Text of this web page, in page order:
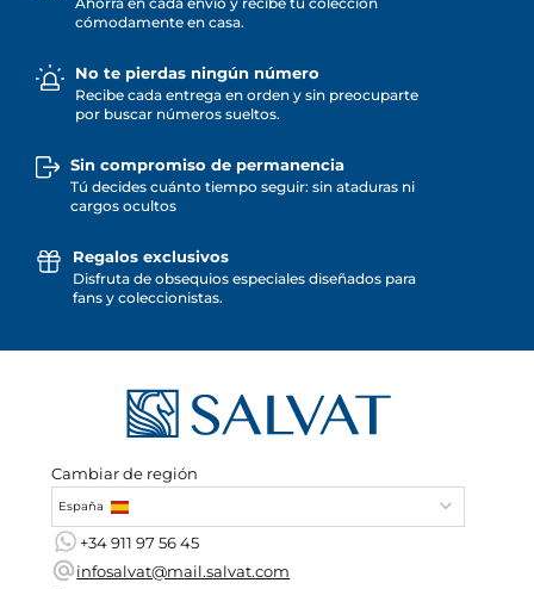
cómodamente en casa.
No te pierdas ningún número
Recibe cada entrega en orden y sin preocuparte
por buscar números sueltos.
Sin compromiso de permanencia
Tú decides cuánto tiempo seguir: sin ataduras ni
cargos ocultos
Regalos exclusivos
Disfruta de obsequios especiales diseñados para
fans y coleccionistas.
Cambiar de región
España
+34 911 97 56 45
infosalvat@mail.salvat.com